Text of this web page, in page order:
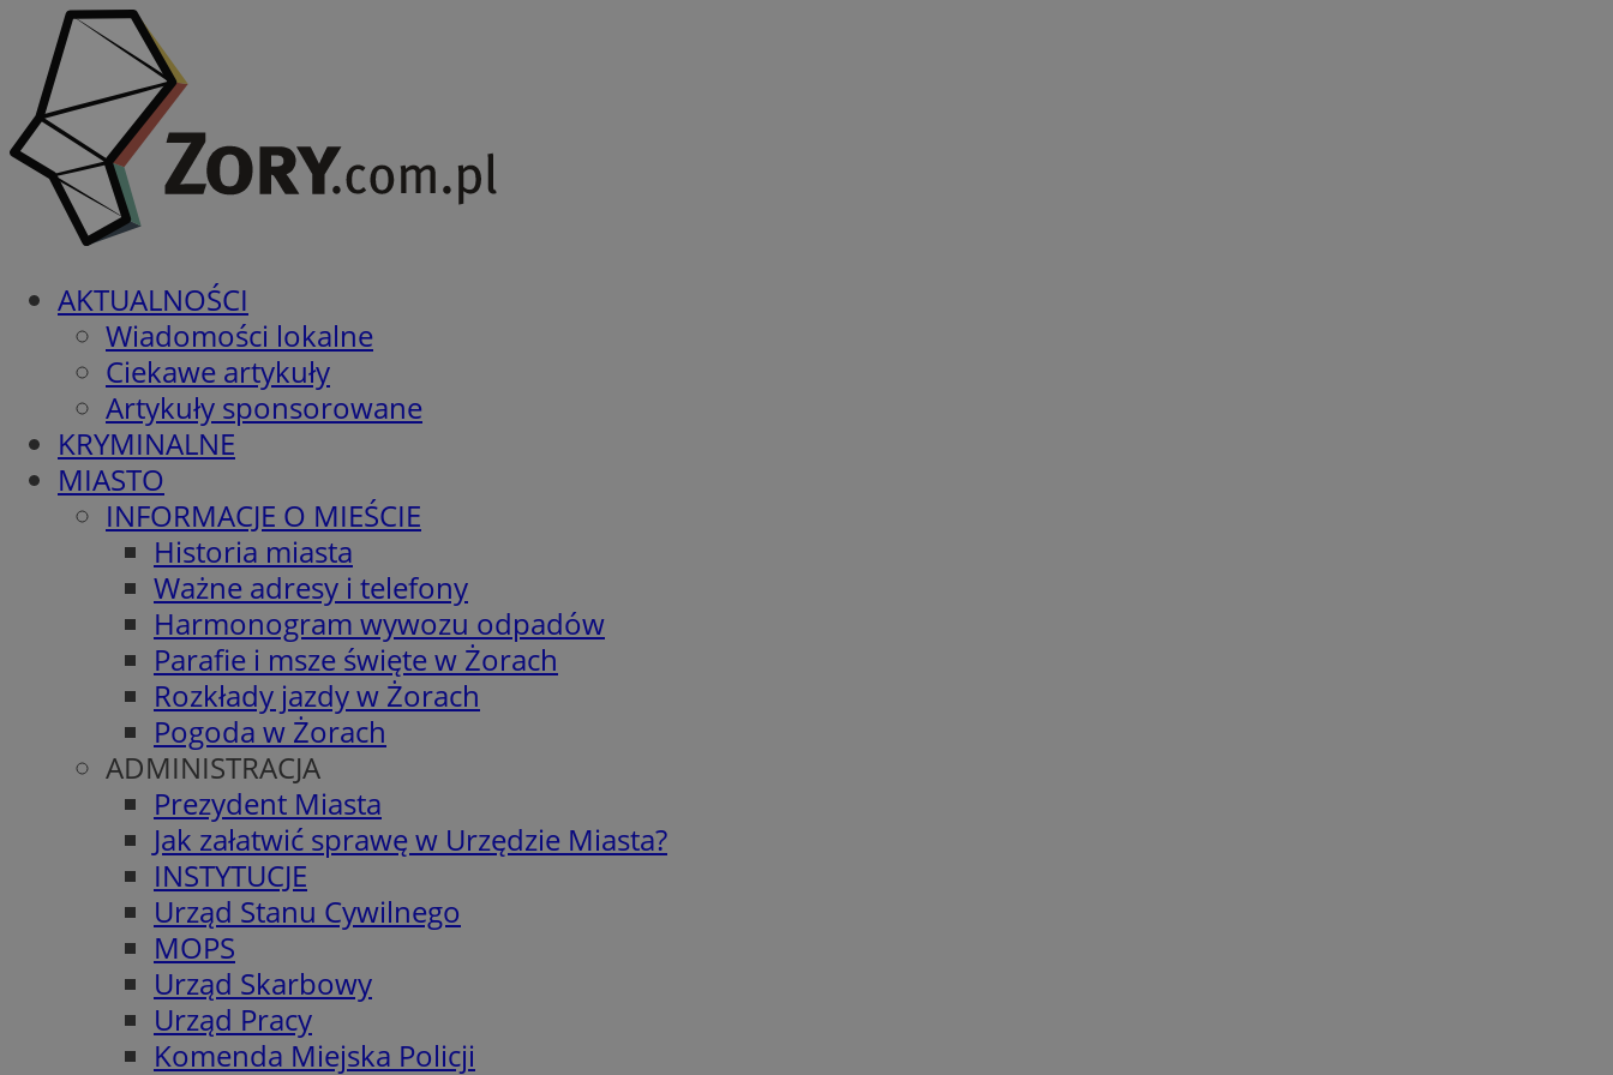
AKTUALNOŚCI
Wiadomości lokalne
Ciekawe artykuły
Artykuły sponsorowane
KRYMINALNE
MIASTO
INFORMACJE O MIEŚCIE
Historia miasta
Ważne adresy i telefony
Harmonogram wywozu odpadów
Parafie i msze święte w Żorach
Rozkłady jazdy w Żorach
Pogoda w Żorach
ADMINISTRACJA
Prezydent Miasta
Jak załatwić sprawę w Urzędzie Miasta?
INSTYTUCJE
Urząd Stanu Cywilnego
MOPS
Urząd Skarbowy
Urząd Pracy
Komenda Miejska Policji